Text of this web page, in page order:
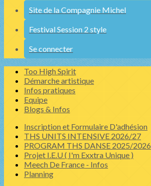
Site de la Compagnie Michel
Festival Session 2 style
Se connecter
Too High Spirit
Démarche artistique
Infos pratiques
Equipe
Blogs & Infos
Inscription et Formulaire D'adhésion
THS UNITS INTENSIVE 2026/27
PROGRAM THS DANSE 2025/2026
Projet I.E.U ( I'm Exxtra Unique )
Meech De France - Infos
Planning